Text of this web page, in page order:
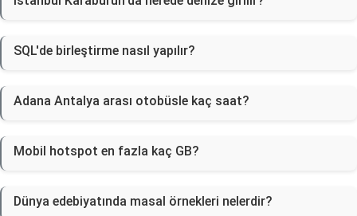
SQL'de birleştirme nasıl yapılır?
Adana Antalya arası otobüsle kaç saat?
Mobil hotspot en fazla kaç GB?
Dünya edebiyatında masal örnekleri nelerdir?